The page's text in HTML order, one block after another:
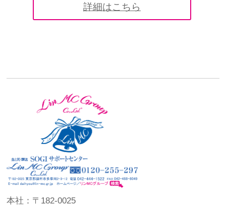
詳細はこちら
本社：〒182-0025